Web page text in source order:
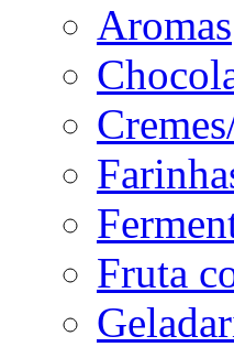
Aromas
Fruta